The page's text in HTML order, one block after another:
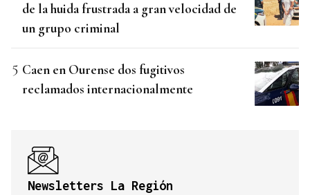
de la huida frustrada a gran velocidad de
un grupo criminal
Caen en Ourense dos fugitivos
reclamados internacionalmente
Newsletters La Región